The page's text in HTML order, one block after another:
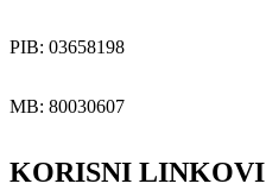
PIB: 03658198
MB: 80030607
KORISNI LINKOVI